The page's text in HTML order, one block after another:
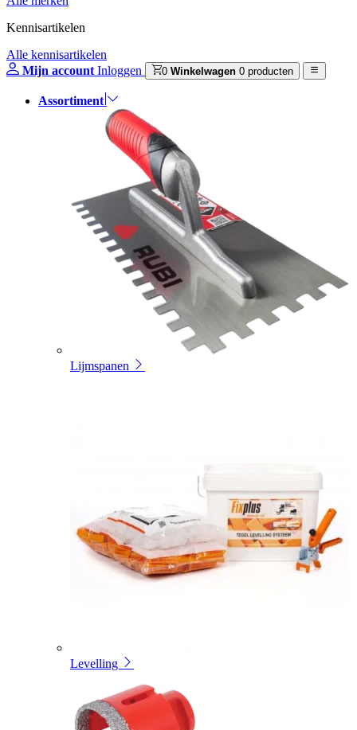
Kennisartikelen
Alle kennisartikelen
Mijn account Inloggen 0 Winkelwagen 0 producten
Assortiment
Lijmspanen
Levelling